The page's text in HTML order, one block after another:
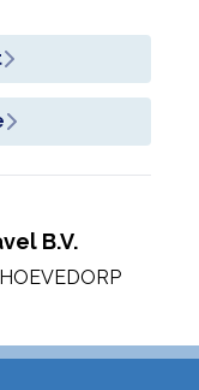
B.V.